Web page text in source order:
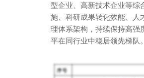
型企业、高新技术企业等综
施、科研成果转化效能、人
理体系架构，持续保持高强
平在同行业中稳居领先梯队。